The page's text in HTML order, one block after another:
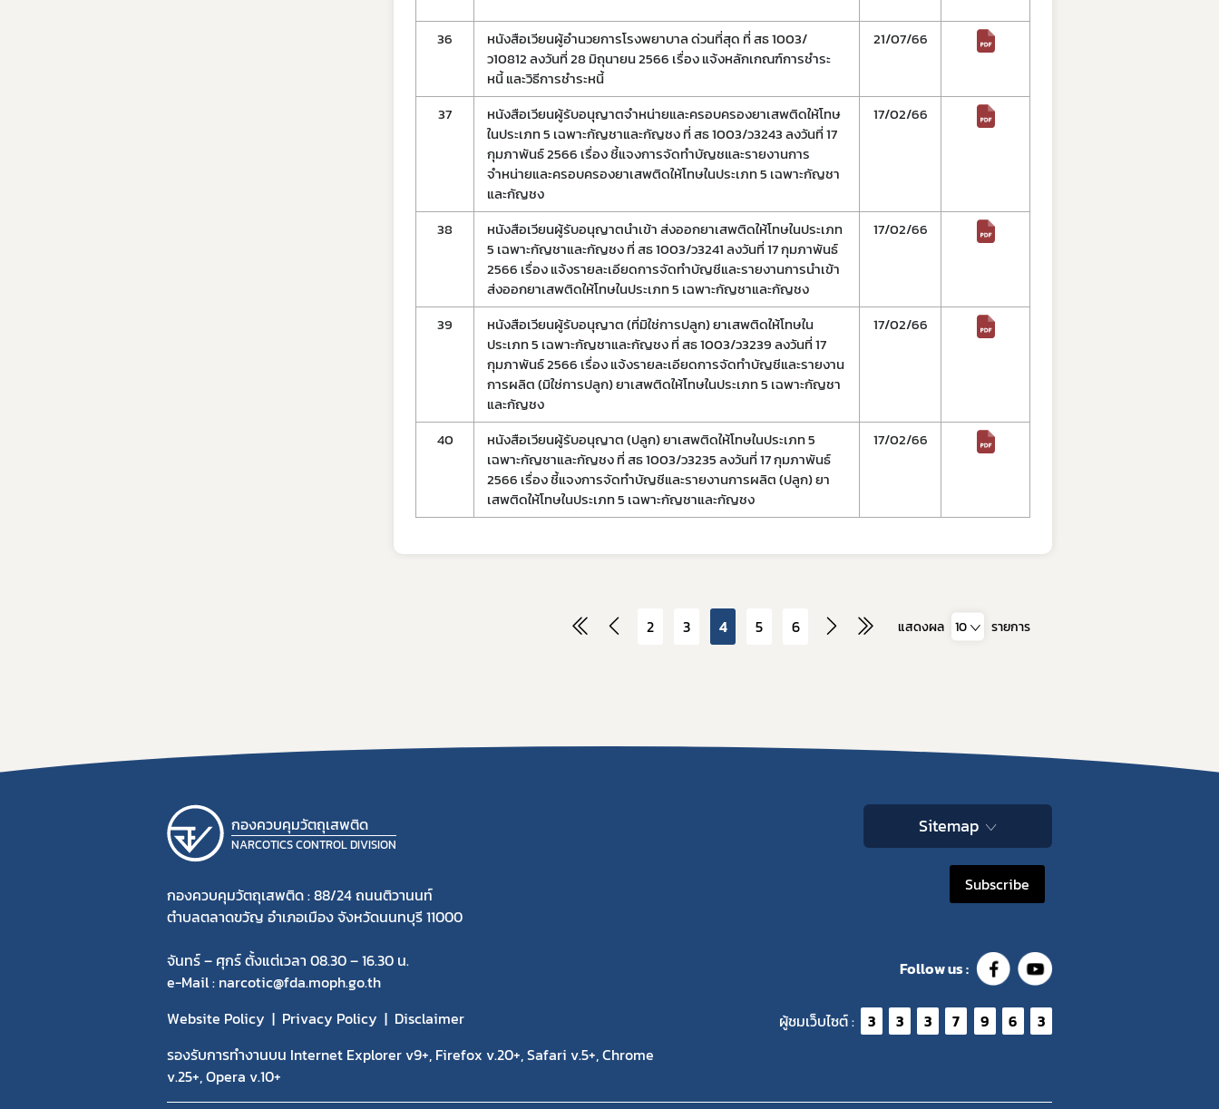
36
หนังสือเวียนผู้อำนวยการโรงพยาบาล ด่วนที่สุด ที่ สธ 1003/
ว10812 ลงวันที่ 28 มิถุนายน 2566 เรื่อง แจ้งหลักเกณฑ์การชำระ
หนี้ และวิธีการชำระหนี้
21/07/66
37
หนังสือเวียนผู้รับอนุญาตจำหน่ายและครอบครองยาเสพติดให้โทษ
ในประเภท 5 เฉพาะกัญชาและกัญชง ที่ สธ 1003/ว3243 ลงวันที่ 17
กุมภาพันธ์ 2566 เรื่อง ชี้แจงการจัดทำบัญชและรายงานการ
จำหน่ายและครอบครองยาเสพติดให้โทษในประเภท 5 เฉพาะกัญชา
และกัญชง
17/02/66
38
หนังสือเวียนผู้รับอนุญาตนำเข้า ส่งออกยาเสพติดให้โทษในประเภท
5 เฉพาะกัญชาและกัญชง ที่ สธ 1003/ว3241 ลงวันที่ 17 กุมภาพันธ์
2566 เรื่อง แจ้งรายละเอียดการจัดทำบัญชีและรายงานการนำเข้า
ส่งออกยาเสพติดให้โทษในประเภท 5 เฉพาะกัญชาและกัญชง
17/02/66
39
หนังสือเวียนผู้รับอนุญาต (ที่มิใช่การปลูก) ยาเสพติดให้โทษใน
ประเภท 5 เฉพาะกัญชาและกัญชง ที่ สธ 1003/ว3239 ลงวันที่ 17
กุมภาพันธ์ 2566 เรื่อง แจ้งรายละเอียดการจัดทำบัญชีและรายงาน
การผลิต (มิใช่การปลูก) ยาเสพติดให้โทษในประเภท 5 เฉพาะกัญชา
และกัญชง
17/02/66
40
หนังสือเวียนผู้รับอนุญาต (ปลูก) ยาเสพติดให้โทษในประเภท 5
เฉพาะกัญชาและกัญชง ที่ สธ 1003/ว3235 ลงวันที่ 17 กุมภาพันธ์
2566 เรื่อง ชี้แจงการจัดทำบัญชีและรายงานการผลิต (ปลูก) ยา
เสพติดให้โทษในประเภท 5 เฉพาะกัญชาและกัญชง
17/02/66
2 3 4 5 6 แสดงผล 10 รายการ
กองควบคุมวัตถุเสพติด
NARCOTICS CONTROL DIVISION
กองควบคุมวัตถุเสพติด : 88/24 ถนนติวานนท์
ตำบลตลาดขวัญ อำเภอเมือง จังหวัดนนทบุรี 11000
จันทร์ – ศุกร์ ตั้งแต่เวลา 08.30 – 16.30 น.
e-Mail : narcotic@fda.moph.go.th
Website Policy
Privacy Policy
Disclaimer
รองรับการทำงานบน Internet Explorer v9+, Firefox v.20+, Safari v.5+, Chrome
v.25+, Opera v.10+
Sitemap
Subscribe
Follow us :
ผู้ชมเว็บไซต์ : 3 3 3 7 9 6 3